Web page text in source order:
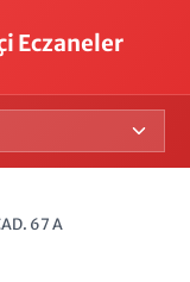
Eczaneler
67 A